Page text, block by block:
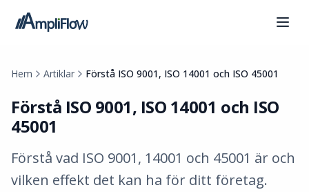
Hem Artiklar Förstå ISO 9001, ISO 14001 och ISO 45001
Förstå ISO 9001, ISO 14001 och ISO
45001
Förstå vad ISO 9001, 14001 och 45001 är och
vilken effekt det kan ha för ditt företag.